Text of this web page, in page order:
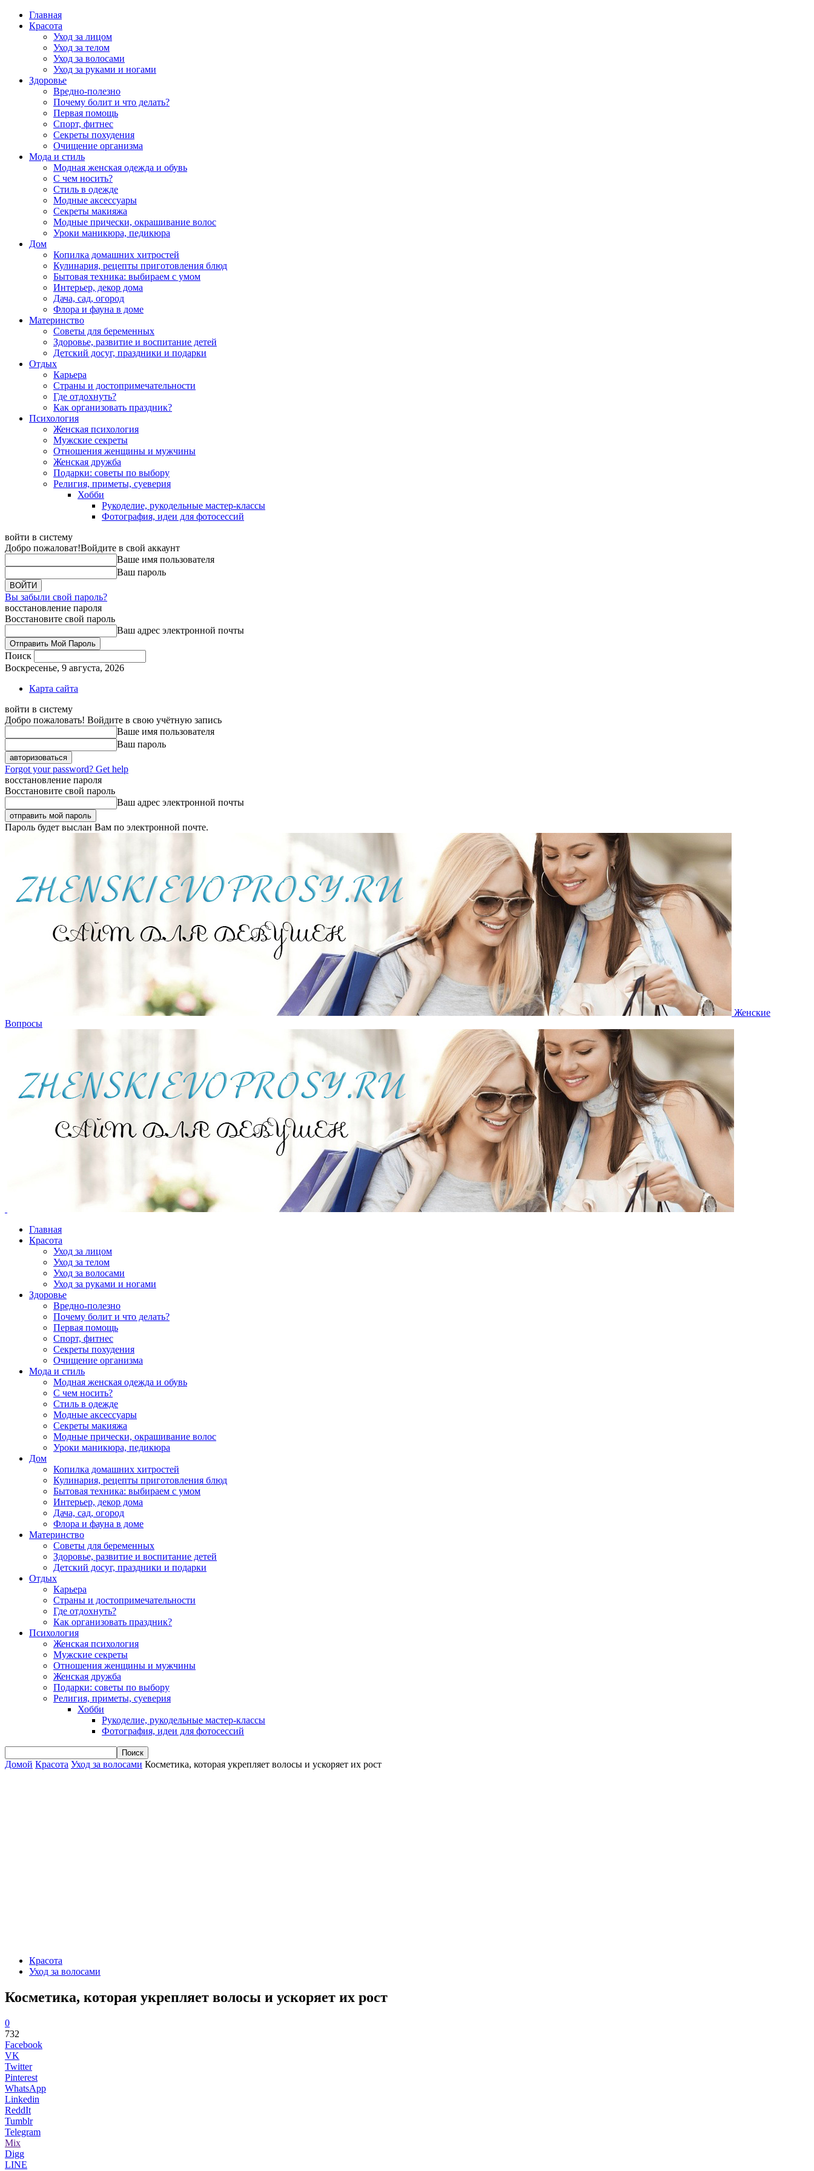
Главная
Красота
Уход за лицом
Уход за телом
Уход за волосами
Уход за руками и ногами
Здоровье
Вредно-полезно
Почему болит и что делать?
Первая помощь
Спорт, фитнес
Секреты похудения
Очищение организма
Мода и стиль
Модная женская одежда и обувь
С чем носить?
Стиль в одежде
Модные аксессуары
Секреты макияжа
Модные прически, окрашивание волос
Уроки маникюра, педикюра
Дом
Копилка домашних хитростей
Кулинария, рецепты приготовления блюд
Бытовая техника: выбираем с умом
Интерьер, декор дома
Дача, сад, огород
Флора и фауна в доме
Материнство
Советы для беременных
Здоровье, развитие и воспитание детей
Детский досуг, праздники и подарки
Отдых
Карьера
Страны и достопримечательности
Где отдохнуть?
Как организовать праздник?
Психология
Женская психология
Мужские секреты
Отношения женщины и мужчины
Женская дружба
Подарки: советы по выбору
Религия, приметы, суеверия
Хобби
Рукоделие, рукодельные мастер-классы
Фотография, идеи для фотосессий
войти в систему
Добро пожаловат!Войдите в свой аккаунт
Ваше имя пользователя
Ваш пароль
Вы забыли свой пароль?
восстановление пароля
Восстановите свой пароль
Ваш адрес электронной почты
Поиск
Воскресенье, 9 августа, 2026
Карта сайта
войти в систему
Добро пожаловать! Войдите в свою учётную запись
Ваше имя пользователя
Ваш пароль
Forgot your password? Get help
восстановление пароля
Восстановите свой пароль
Ваш адрес электронной почты
Пароль будет выслан Вам по электронной почте.
Женские
Вопросы
Главная
Красота
Уход за лицом
Уход за телом
Уход за волосами
Уход за руками и ногами
Здоровье
Вредно-полезно
Почему болит и что делать?
Первая помощь
Спорт, фитнес
Секреты похудения
Очищение организма
Мода и стиль
Модная женская одежда и обувь
С чем носить?
Стиль в одежде
Модные аксессуары
Секреты макияжа
Модные прически, окрашивание волос
Уроки маникюра, педикюра
Дом
Копилка домашних хитростей
Кулинария, рецепты приготовления блюд
Бытовая техника: выбираем с умом
Интерьер, декор дома
Дача, сад, огород
Флора и фауна в доме
Материнство
Советы для беременных
Здоровье, развитие и воспитание детей
Детский досуг, праздники и подарки
Отдых
Карьера
Страны и достопримечательности
Где отдохнуть?
Как организовать праздник?
Психология
Женская психология
Мужские секреты
Отношения женщины и мужчины
Женская дружба
Подарки: советы по выбору
Религия, приметы, суеверия
Хобби
Рукоделие, рукодельные мастер-классы
Фотография, идеи для фотосессий
Домой Красота Уход за волосами Косметика, которая укрепляет волосы и ускоряет их рост
Красота
Уход за волосами
Косметика, которая укрепляет волосы и ускоряет их рост
0
732
Facebook
VK
Twitter
Pinterest
WhatsApp
Linkedin
ReddIt
Tumblr
Telegram
Mix
Digg
LINE